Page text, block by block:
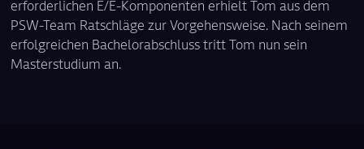
erforderlichen E/E-Komponenten erhielt Tom aus dem
PSW-Team Ratschläge zur Vorgehensweise. Nach seinem
erfolgreichen Bachelorabschluss tritt Tom nun sein
Masterstudium an.